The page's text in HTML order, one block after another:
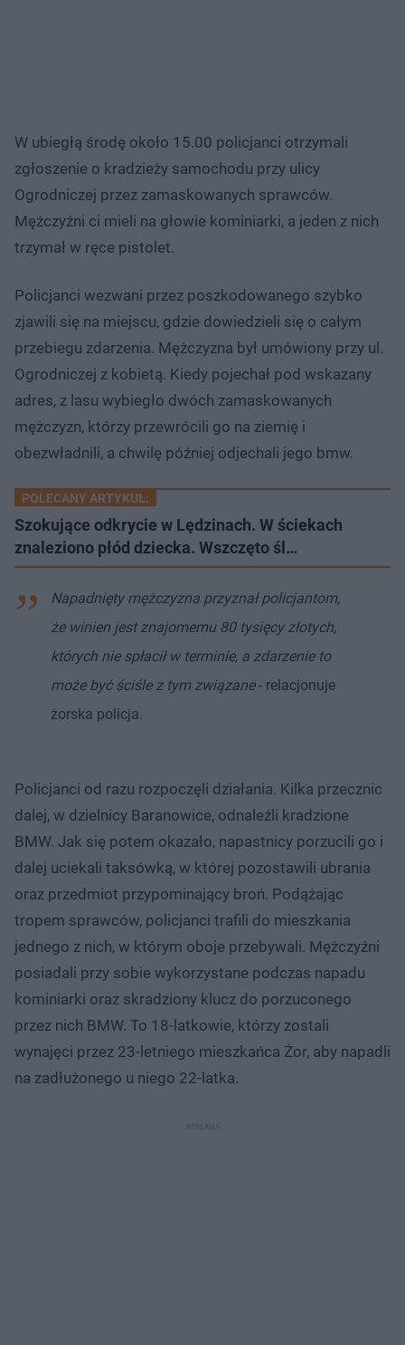
W ubiegłą środę około 15.00 policjanci otrzymali
zgłoszenie o kradzieży samochodu przy ulicy
Ogrodniczej przez zamaskowanych sprawców.
Mężczyźni ci mieli na głowie kominiarki, a jeden z nich
trzymał w ręce pistolet.
Policjanci wezwani przez poszkodowanego szybko
zjawili się na miejscu, gdzie dowiedzieli się o całym
przebiegu zdarzenia. Mężczyzna był umówiony przy ul.
Ogrodniczej z kobietą. Kiedy pojechał pod wskazany
adres, z lasu wybiegło dwóch zamaskowanych
mężczyzn, którzy przewrócili go na ziemię i
obezwładnili, a chwilę później odjechali jego bmw.
POLECANY ARTYKUŁ:
Szokujące odkrycie w Lędzinach. W ściekach
znaleziono płód dziecka. Wszczęto śl…
Napadnięty mężczyzna przyznał policjantom,
że winien jest znajomemu 80 tysięcy złotych,
których nie spłacił w terminie, a zdarzenie to
może być ściśle z tym związane- relacjonuje
żorska policja.
Policjanci od razu rozpoczęli działania. Kilka przecznic
dalej, w dzielnicy Baranowice, odnaleźli kradzione
BMW. Jak się potem okazało, napastnicy porzucili go i
dalej uciekali taksówką, w której pozostawili ubrania
oraz przedmiot przypominający broń. Podążając
tropem sprawców, policjanci trafili do mieszkania
jednego z nich, w którym oboje przebywali. Mężczyźni
posiadali przy sobie wykorzystane podczas napadu
kominiarki oraz skradziony klucz do porzuconego
przez nich BMW. To 18-latkowie, którzy zostali
wynajęci przez 23-letniego mieszkańca Żor, aby napadli
na zadłużonego u niego 22-latka.